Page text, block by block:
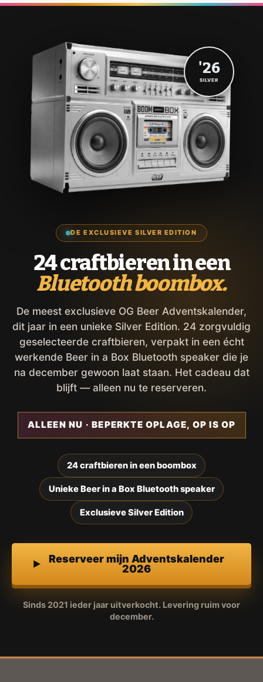
DE EXCLUSIEVE SILVER EDITION
24 craftbieren in een
Bluetooth boombox.
De meest exclusieve OG Beer Adventskalender,
dit jaar in een unieke Silver Edition. 24 zorgvuldig
geselecteerde craftbieren, verpakt in een écht
werkende Beer in a Box Bluetooth speaker die je
na december gewoon laat staan. Het cadeau dat
blijft — alleen nu te reserveren.
ALLEEN NU · BEPERKTE OPLAGE, OP IS OP
24 craftbieren in een boombox
Unieke Beer in a Box Bluetooth speaker
Exclusieve Silver Edition
Reserveer mijn Adventskalender
2026
Sinds 2021 ieder jaar uitverkocht. Levering ruim voor
december.
'26
SILVER